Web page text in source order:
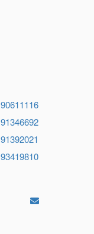
90611116
91346692
91392021
93419810